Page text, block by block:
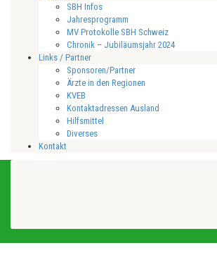
SBH Infos
Jahresprogramm
MV Protokolle SBH Schweiz
Chronik – Jubiläumsjahr 2024
Links / Partner
Sponsoren/Partner
Ärzte in den Regionen
KVEB
Kontaktadressen Ausland
Hilfsmittel
Diverses
Kontakt